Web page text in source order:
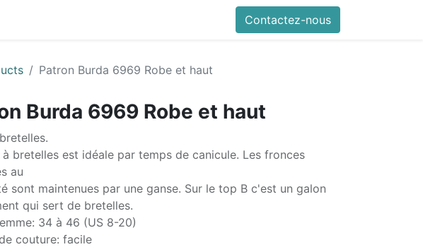
Contactez-nous
Patron Burda 6969 Robe et haut
Burda 6969 Robe et haut
à bretelles est idéale par temps de canicule. Les fronces
au
sont maintenues par une ganse. Sur le top B c'est un galon
qui sert de bretelles.
34 à 46 (US 8-20)
couture: facile